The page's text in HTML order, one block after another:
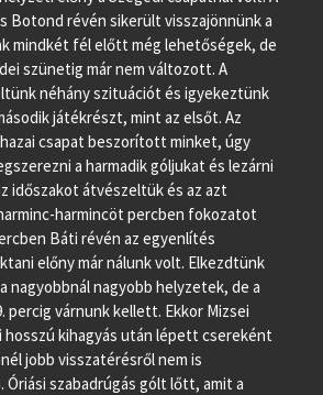
Botond révén sikerült visszajönnünk a
mindkét fél előtt még lehetőségek, de
szünetig már nem változott. A
néhány szituációt és igyekeztünk
játékrészt, mint az elsőt. Az
csapat beszorított minket, úgy
a harmadik góljukat és lezárni
időszakot átvészeltük és az azt
harmincöt percben fokozatot
Báti révén az egyenlítés
előny már nálunk volt. Elkezdtünk
nagyobbnál nagyobb helyzetek, de a
percig várnunk kellett. Ekkor Mizsei
hosszú kihagyás után lépett csereként
jobb visszatérésről nem is
szabadrúgás gólt lőtt, amit a